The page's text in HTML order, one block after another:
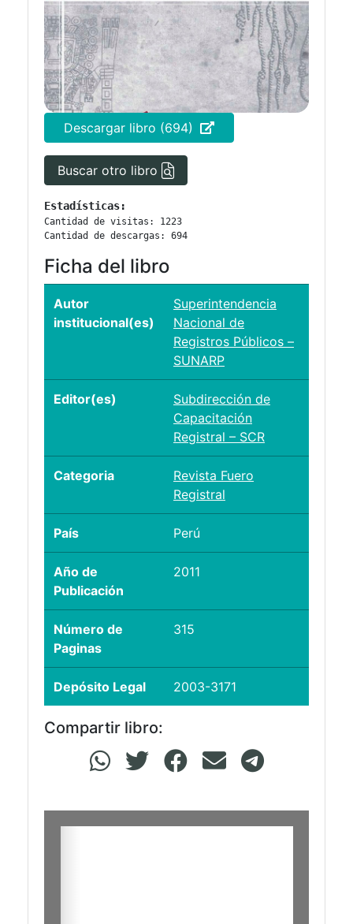
Descargar libro (694)
Buscar otro libro
Estadísticas:
Cantidad de visitas: 1223
Cantidad de descargas: 694
Ficha del libro
Autor
institucional(es)
Superintendencia
Nacional de
Registros Públicos –
SUNARP
Editor(es)
Subdirección de
Capacitación
Registral – SCR
Categoria
Revista Fuero
Registral
País Perú
Año de
Publicación
2011
Número de
Paginas
315
Depósito Legal 2003-3171
Compartir libro: